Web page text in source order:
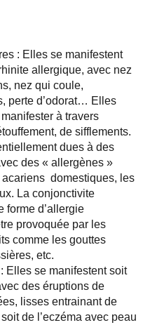
: Elles se manifestent
allergique, avec nez
nez qui coule,
perte d’odorat… Elles
à travers
de sifflements.
dues à des
des « allergènes »
domestiques, les
La conjonctivite
forme d’allergie
provoquée par les
comme les gouttes
etc.
Elles se manifestent soit
des éruptions de
lisses entrainant de
de l’eczéma avec peau